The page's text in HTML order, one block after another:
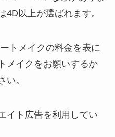
4D以上が選ばれます。
トメイクの料金を表に
メイクをお願いするか
い。
イト広告を利用してい